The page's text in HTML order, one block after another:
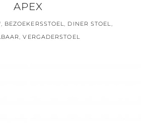
APEX
, BEZOEKERSSTOEL, DINER STOEL,
,VERGADERSTOEL